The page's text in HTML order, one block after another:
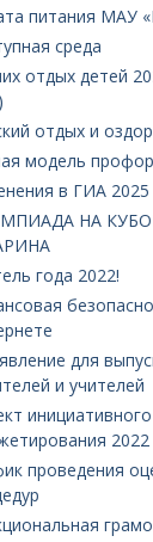
питания МАУ
среда
отдых детей
отдых и
модель
в ГИА 2025
НА
года 2022!
для
и учителей
инициативного
2022
проведения